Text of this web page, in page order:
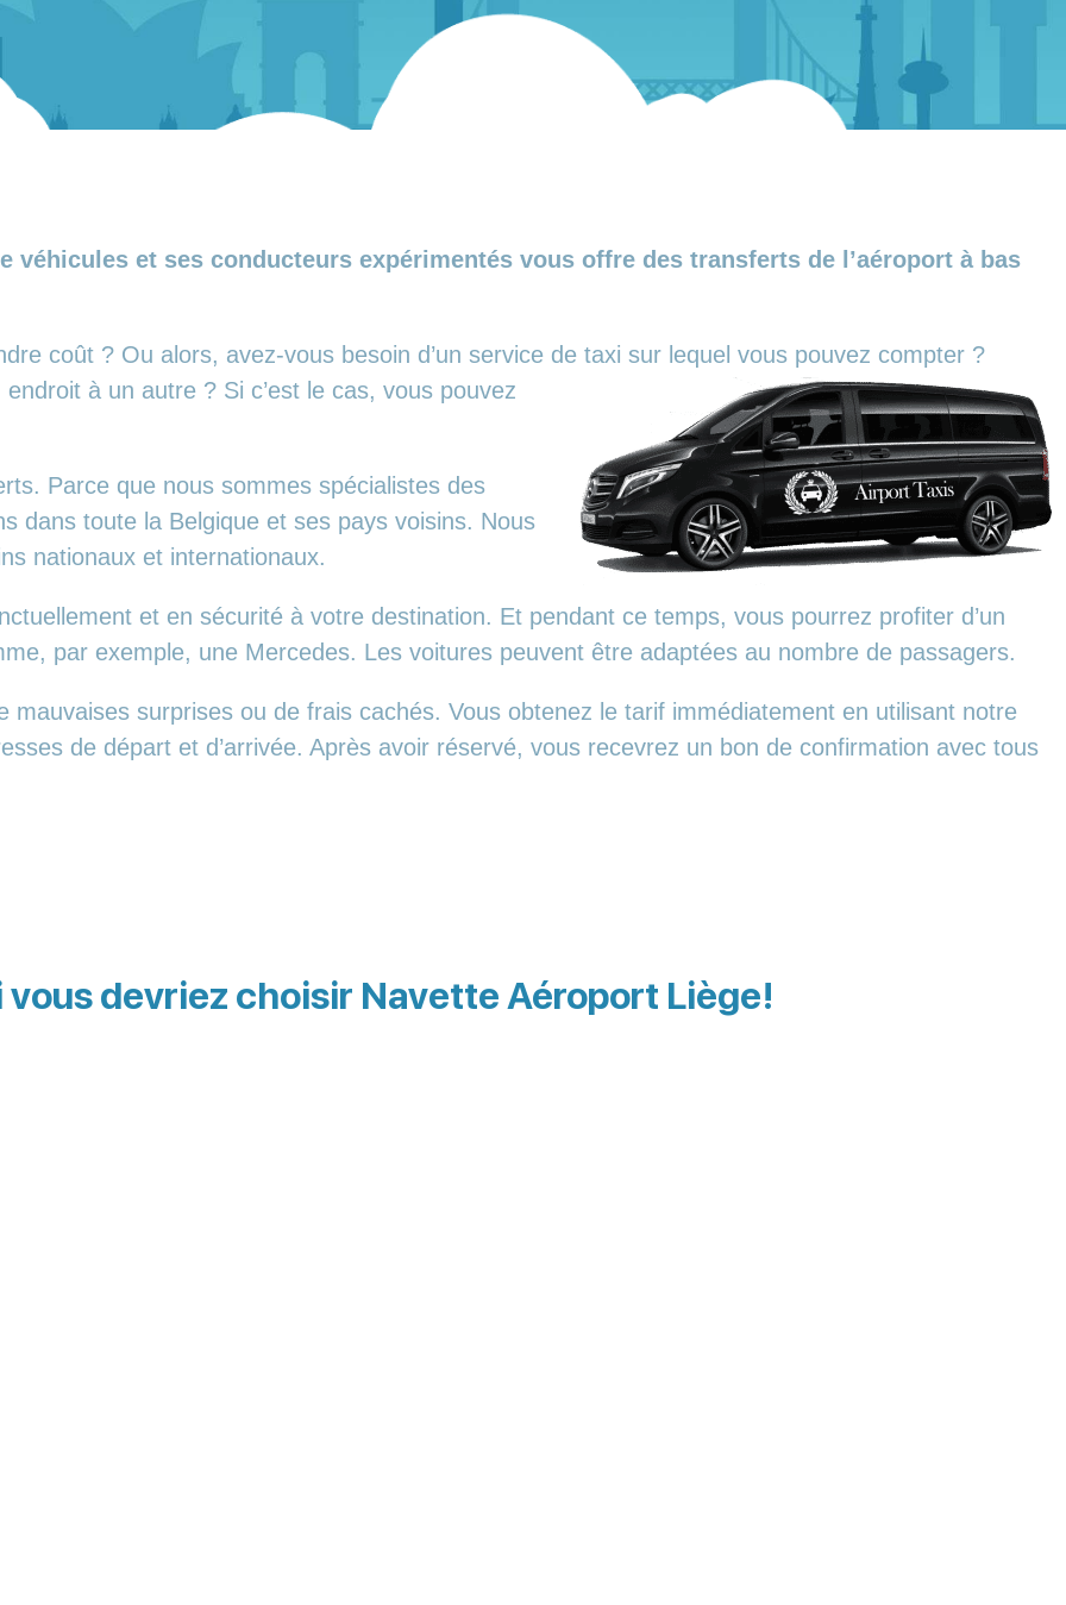
véhicules et ses conducteurs expérimentés vous offre des transferts de l’aéroport à bas
coût ? Ou alors, avez-vous besoin d’un service de taxi sur lequel vous pouvez compter ?
à un autre ? Si c’est le cas, vous pouvez
Parce que nous sommes spécialistes des
dans toute la Belgique et ses pays voisins. Nous
nationaux et internationaux.
et en sécurité à votre destination. Et pendant ce temps, vous pourrez profiter d’un
par exemple, une Mercedes. Les voitures peuvent être adaptées au nombre de passagers.
mauvaises surprises ou de frais cachés. Vous obtenez le tarif immédiatement en utilisant notre
de départ et d’arrivée. Après avoir réservé, vous recevrez un bon de confirmation avec tous
devriez choisir Navette Aéroport Liège!